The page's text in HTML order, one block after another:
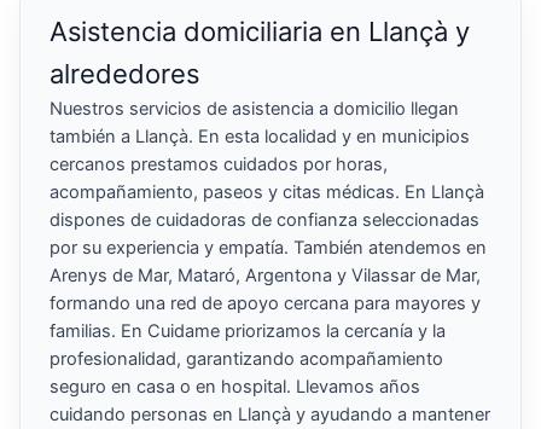
Asistencia domiciliaria en Llançà y
alrededores
Nuestros servicios de asistencia a domicilio llegan
también a Llançà. En esta localidad y en municipios
cercanos prestamos cuidados por horas,
acompañamiento, paseos y citas médicas. En Llançà
dispones de cuidadoras de confianza seleccionadas
por su experiencia y empatía. También atendemos en
Arenys de Mar, Mataró, Argentona y Vilassar de Mar,
formando una red de apoyo cercana para mayores y
familias. En Cuidame priorizamos la cercanía y la
profesionalidad, garantizando acompañamiento
seguro en casa o en hospital. Llevamos años
cuidando personas en Llançà y ayudando a mantener